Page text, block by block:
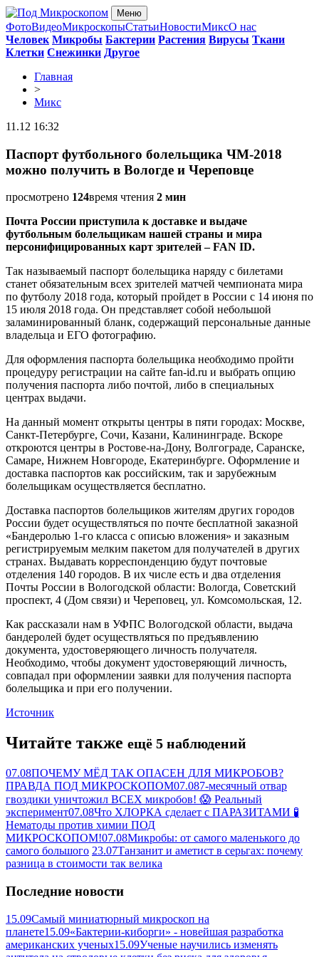
Меню
ФотоВидеоМикроскопыСтатьиНовостиМиксО нас
Человек Микробы Бактерии Растения Вирусы Ткани
Клетки Снежинки Другое
Главная
>
Микс
11.12 16:32
Паспорт футбольного болельщика ЧМ-2018
можно получить в Вологде и Череповце
просмотрено 124время чтения 2 мин
Почта России приступила к доставке и выдаче
футбольным болельщикам нашей страны и мира
персонифицированных карт зрителей – FAN ID.
Так называемый паспорт болельщика наряду с билетами
станет обязательным всех зрителей матчей чемпионата мира
по футболу 2018 года, который пройдет в России с 14 июня по
15 июля 2018 года. Он представляет собой небольшой
заламинированный бланк, содержащий персональные данные
владельца и ЕГО фотографию.
Для оформления паспорта болельщика необходимо пройти
процедуру регистрации на сайте fan-id.ru и выбрать опцию
получения паспорта либо почтой, либо в специальных
центрах выдачи.
На данный момент открыты центры в пяти городах: Москве,
Санкт-Петербурге, Сочи, Казани, Калининграде. Вскоре
откроются центры в Ростове-на-Дону, Волгограде, Саранске,
Самаре, Нижнем Новгороде, Екатеринбурге. Оформление и
доставка паспортов как российским, так и зарубежным
болельщикам осуществляется бесплатно.
Доставка паспортов болельщиков жителям других городов
России будет осуществляться по почте бесплатной заказной
«Бандеролью 1-го класса с описью вложения» и заказным
регистрируемым мелким пакетом для получателей в других
странах. Выдавать корреспонденцию будут почтовые
отделения 140 городов. В их числе есть и два отделения
Почты России в Вологодской области: Вологда, Советский
проспект, 4 (Дом связи) и Череповец, ул. Комсомольская, 12.
Как рассказали нам в УФПС Вологодской области, выдача
бандеролей будет осуществляться по предъявлению
документа, удостоверяющего личность получателя.
Необходимо, чтобы документ удостоверяющий личность,
совпадал при оформлении заявки для получения паспорта
болельщика и при его получении.
Источник
Читайте также ещё 5 наблюдений
07.08ПОЧЕМУ МЁД ТАК ОПАСЕН ДЛЯ МИКРОБОВ?
ПРАВДА ПОД МИКРОСКОПОМ07.087-месячный отвар
гвоздики уничтожил ВСЕХ микробов! 😱 Реальный
эксперимент07.08Что ХЛОРКА сделает с ПАРАЗИТАМИ 🧪
Нематоды против химии ПОД
МИКРОСКОПОМ!07.08Микробы: от самого маленького до
самого большого 23.07Танзанит и аметист в серьгах: почему
разница в стоимости так велика
Последние новости
15.09Самый миниатюрный микроскоп на
планете15.09«Бактерии-киборги» - новейшая разработка
американских ученых15.09Ученые научились изменять